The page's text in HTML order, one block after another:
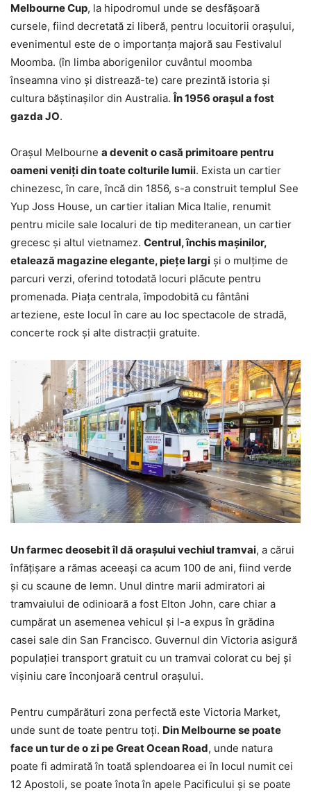
Melbourne Cup, la hipodromul unde se desfășoară
cursele, fiind decretată zi liberă, pentru locuitorii oraşului,
evenimentul este de o importanța majoră sau Festivalul
Moomba. (în limba aborigenilor cuvântul moomba
înseamna vino și distrează-te) care prezintă istoria și
cultura băștinașilor din Australia.În 1956 orașul a fost
gazda JO.
Orașul Melbourne a devenit o casă primitoare pentru
oameni veniți din toate colturile lumii. Exista un cartier
chinezesc, în care, încă din 1856, s-a construit templul See
Yup Joss House, un cartier italian Mica Italie, renumit
pentru micile sale localuri de tip mediteranean, un cartier
grecesc și altul vietnamez. Centrul, închis mașinilor,
etalează magazine elegante, piețe largi și o mulțime de
parcuri verzi, oferind totodată locuri plăcute pentru
promenada. Piața centrala, împodobită cu fântâni
arteziene, este locul în care au loc spectacole de stradă,
concerte rock și alte distracții gratuite.
Un farmec deosebit îl dă orașului vechiul tramvai, a cărui
înfățișare a rămas aceeași ca acum 100 de ani, fiind verde
și cu scaune de lemn. Unul dintre marii admiratori ai
tramvaiului de odinioară a fost Elton John, care chiar a
cumpărat un asemenea vehicul și l-a expus în grădina
casei sale din San Francisco. Guvernul din Victoria asigură
populației transport gratuit cu un tramvai colorat cu bej și
vișiniu care înconjoară centrul orașului.
Pentru cumpărături zona perfectă este Victoria Market,
unde sunt de toate pentru toți. Din Melbourne se poate
face un tur de o zi pe Great Ocean Road, unde natura
poate fi admirată în toată splendoarea ei în locul numit cei
12 Apostoli, se poate înota în apele Pacificului și se poate